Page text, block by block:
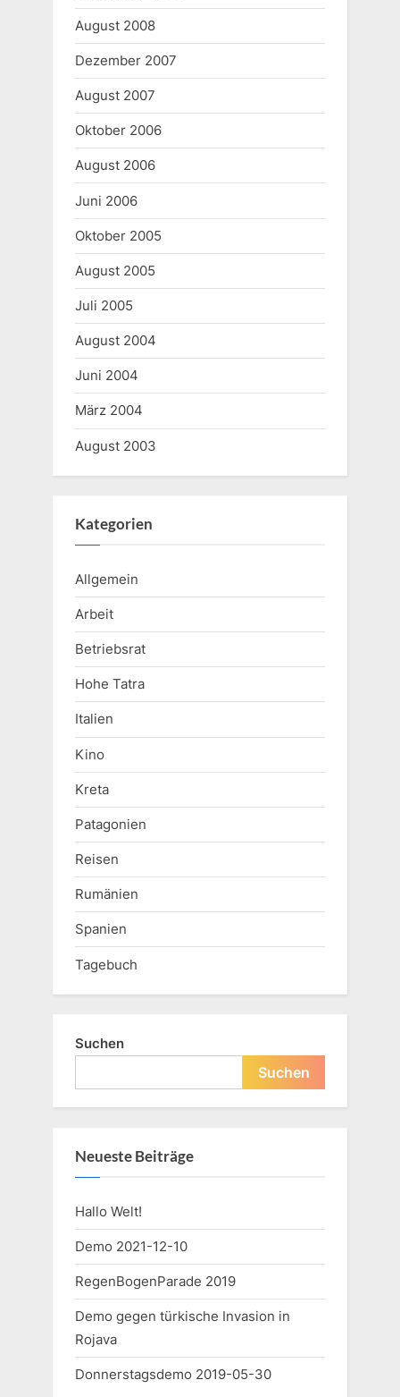
August 2008
Dezember 2007
August 2007
Oktober 2006
August 2006
Juni 2006
Oktober 2005
August 2005
Juli 2005
August 2004
Juni 2004
März 2004
August 2003
Kategorien
Allgemein
Arbeit
Betriebsrat
Hohe Tatra
Italien
Kino
Kreta
Patagonien
Reisen
Rumänien
Spanien
Tagebuch
Suchen
Suchen
Neueste Beiträge
Hallo Welt!
Demo 2021-12-10
RegenBogenParade 2019
Demo gegen türkische Invasion in
Rojava
Donnerstagsdemo 2019-05-30